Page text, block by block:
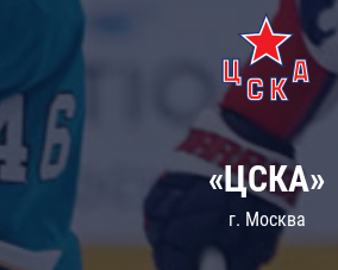
«ЦСКА»
г. Москва